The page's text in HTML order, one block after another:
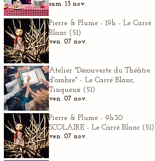
sam. 15 nov.
Pierre & Plume - 19h - Le Carré
Blanc (51)
ven. 07 nov.
Atelier "Découverte du Théâtre
d'ombre" - Le Carré Blanc,
Tinqueux (51)
ven. 07 nov.
Pierre & Plume - 9h30
SCOLAIRE - Le Carré Blanc (51)
ven. 07 nov.